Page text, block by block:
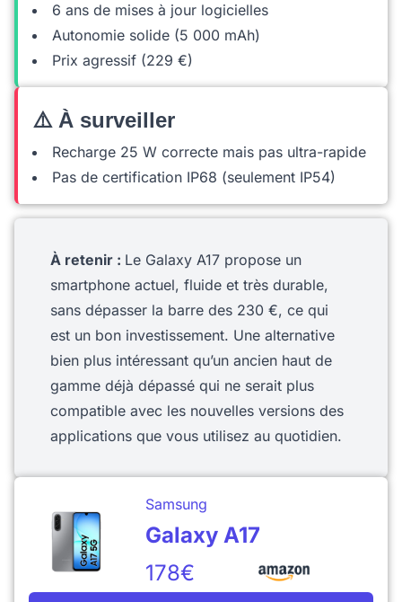
6 ans de mises à jour logicielles
Autonomie solide (5 000 mAh)
Prix agressif (229 €)
⚠️ À surveiller
Recharge 25 W correcte mais pas ultra-rapide
Pas de certification IP68 (seulement IP54)
À retenir : Le Galaxy A17 propose un
smartphone actuel, fluide et très durable,
sans dépasser la barre des 230 €, ce qui
est un bon investissement. Une alternative
bien plus intéressant qu’un ancien haut de
gamme déjà dépassé qui ne serait plus
compatible avec les nouvelles versions des
applications que vous utilisez au quotidien.
Samsung
Galaxy A17
178€